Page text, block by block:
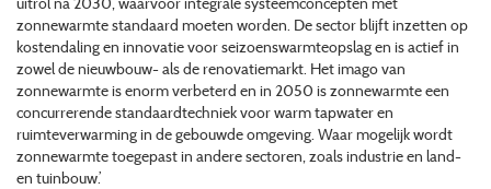
zonnewarmte standaard moeten worden. De sector blijft inzetten op
kostendaling en innovatie voor seizoenswarmteopslag en is actief in
zowel de nieuwbouw- als de renovatiemarkt. Het imago van
zonnewarmte is enorm verbeterd en in 2050 is zonnewarmte een
concurrerende standaardtechniek voor warm tapwater en
ruimteverwarming in de gebouwde omgeving. Waar mogelijk wordt
zonnewarmte toegepast in andere sectoren, zoals industrie en land-
en tuinbouw.’